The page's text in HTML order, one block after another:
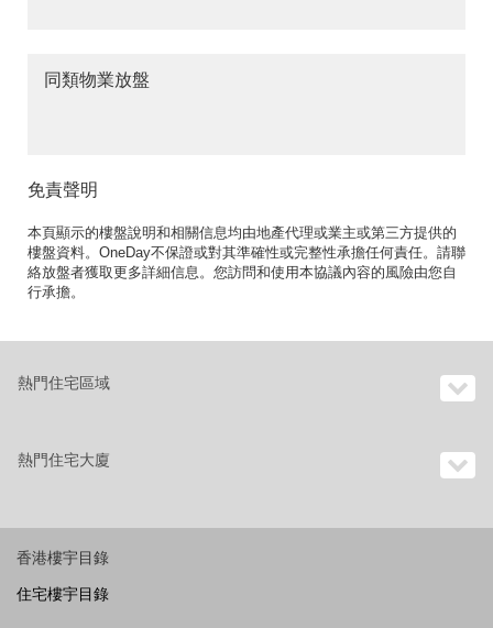
同類物業放盤
免責聲明
本頁顯示的樓盤說明和相關信息均由地產代理或業主或第三方提供的
樓盤資料。OneDay不保證或對其準確性或完整性承擔任何責任。請聯
絡放盤者獲取更多詳細信息。您訪問和使用本協議內容的風險由您自
行承擔。
熱門住宅區域
熱門住宅大廈
香港樓宇目錄
住宅樓宇目錄